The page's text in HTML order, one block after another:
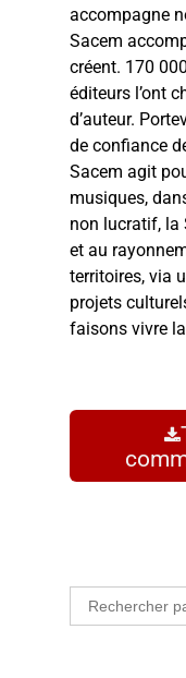
accompagne
Sacem
créent. 170
éditeurs l’ont
d’auteur.
de confiance
Sacem agit
musiques,
non lucratif, la
et au
territoires, via
projets
faisons vivre
Search
for: